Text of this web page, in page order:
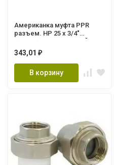
Американка муфта PPR
разъем. НР 25 х 3/4"
343,01 ₽
В корзину